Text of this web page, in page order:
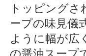
トッピング
ープの味見儀
ように幅が広
の醤油スープ